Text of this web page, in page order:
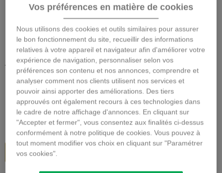
Agrandir l'image
ASSEMBLAGE DE FLEURS
PIQUÉES
Description
61,00 €TTC
Ajouter au panier
Vos préférences en matière de cookies
Nous utilisons des cookies et outils similaires pour assurer
le bon fonctionnement du site, recueillir des informations
relatives à votre appareil et navigateur afin d'améliorer votre
expérience de navigation, personnaliser selon vos
préférences son contenu et nos annonces, comprendre et
analyser comment nos clients utilisent nos services et
pouvoir ainsi apporter des améliorations. Des tiers
approuvés ont également recours à ces technologies dans
le cadre de notre affichage d'annonces. En cliquant sur
"Accepter et fermer", vous consentez aux finalités ci-dessus
conformément à notre politique de cookies. Vous pouvez à
tout moment modifier vos choix en cliquant sur "Paramétrer
vos cookies".